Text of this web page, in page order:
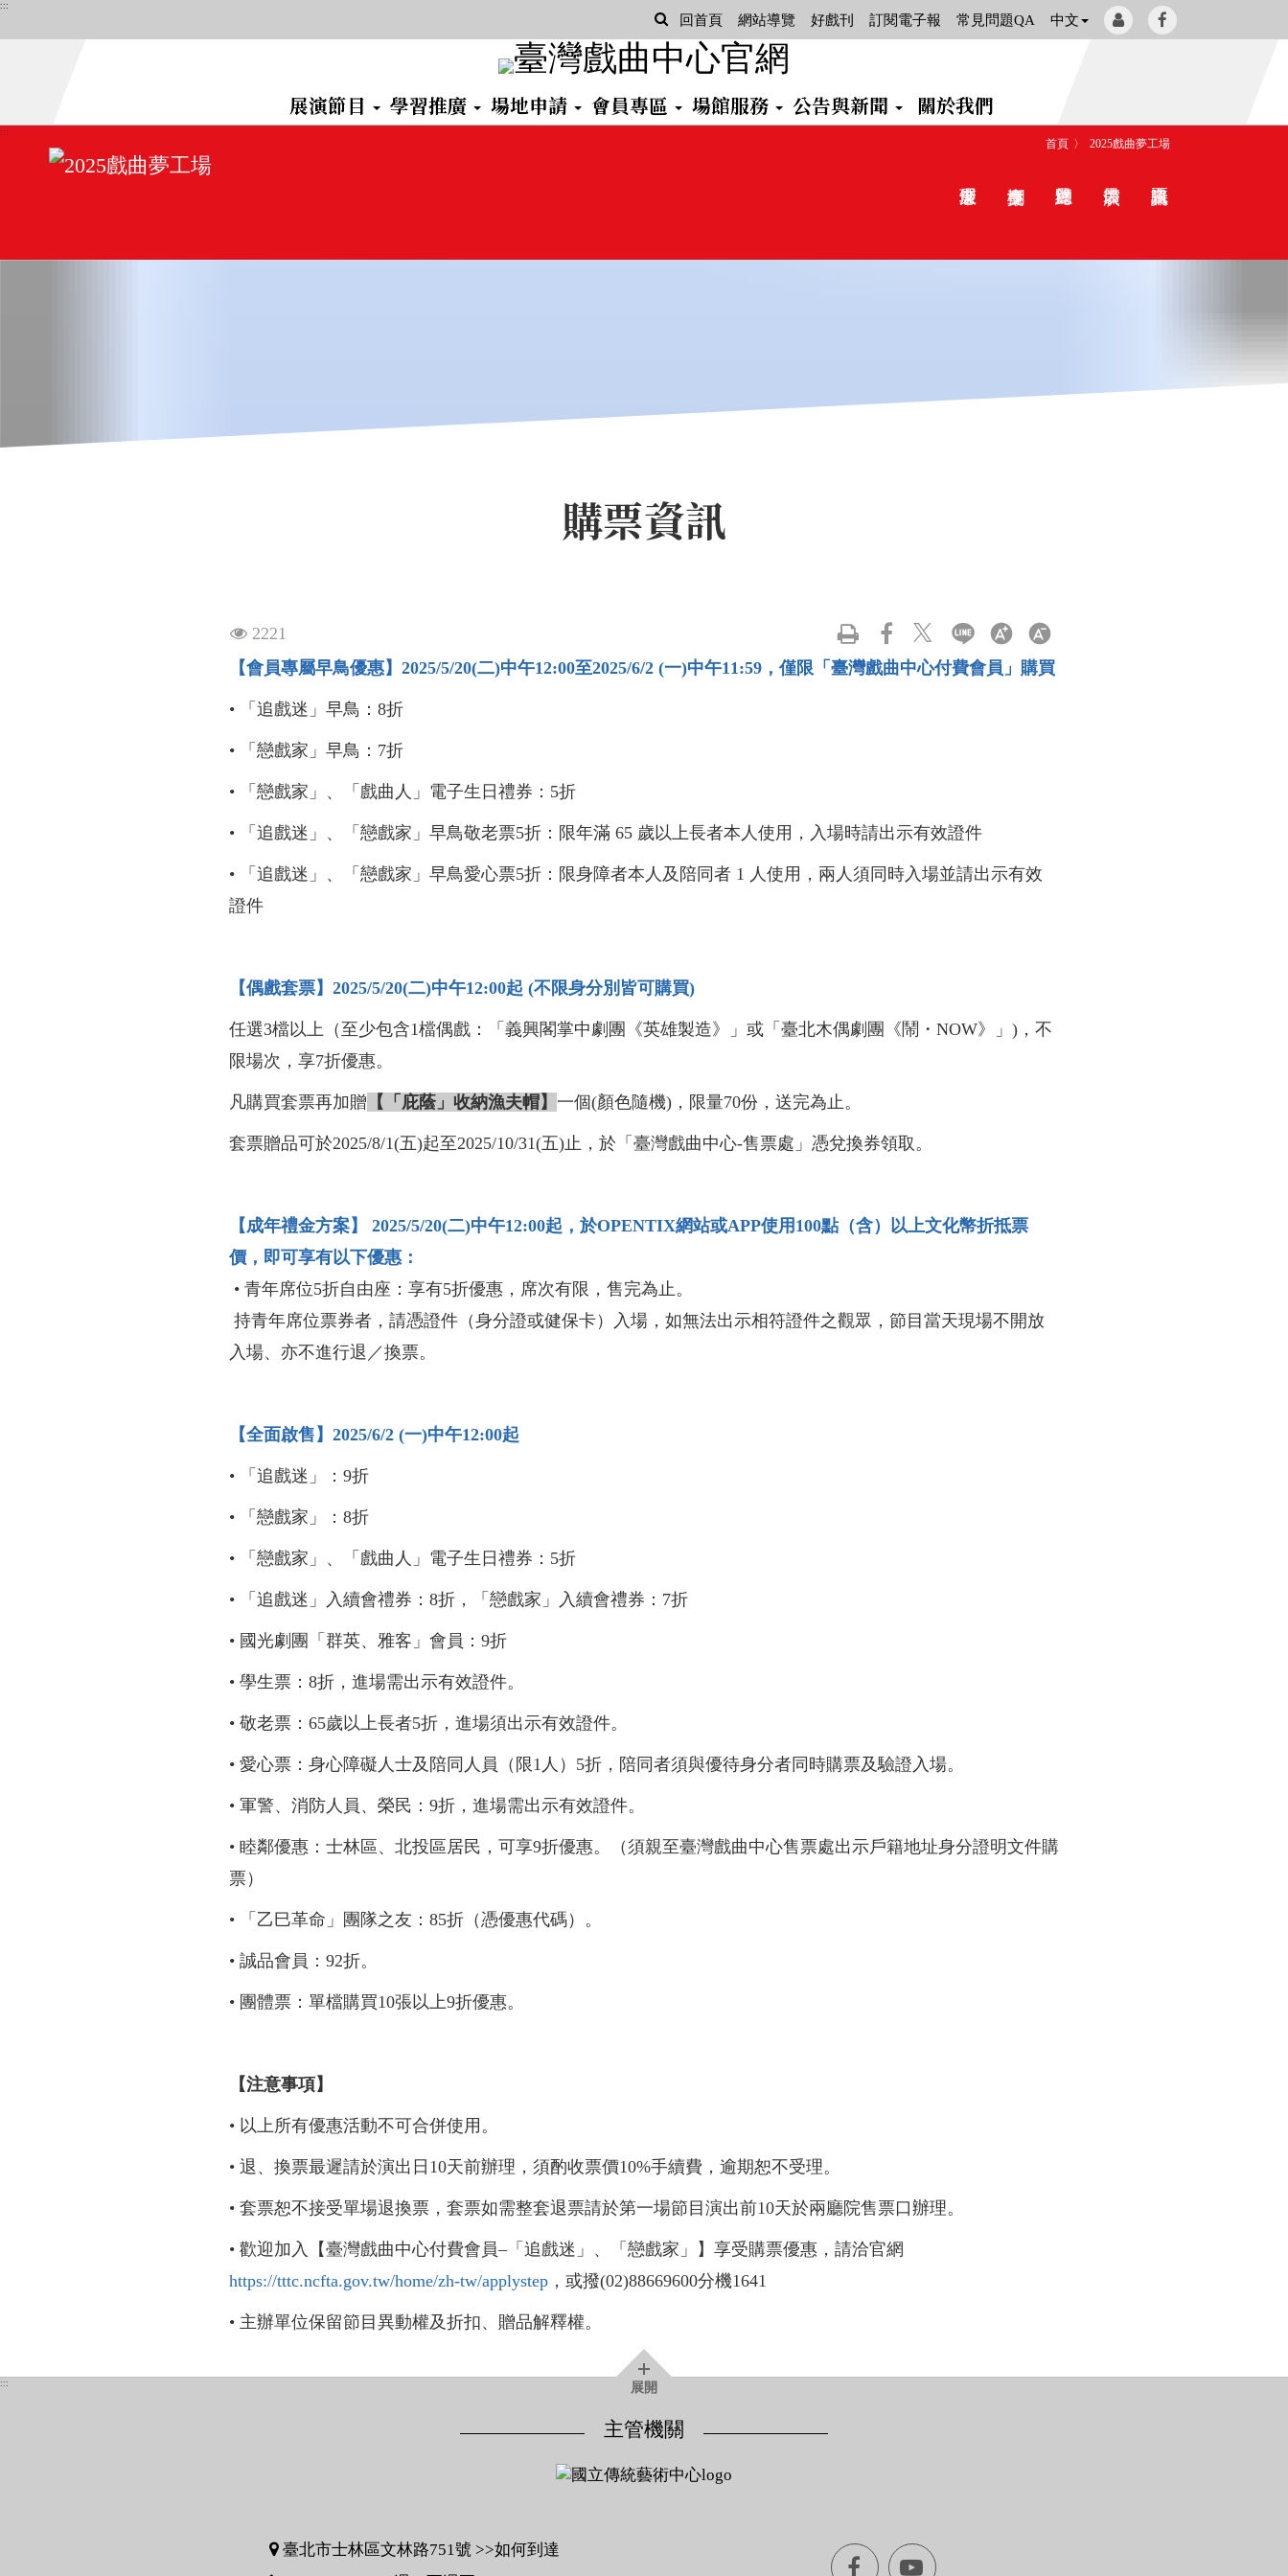
跳
到
容
:::
查
詢
回首頁 網站導覽 好戲刊 訂閱電子報 常見問題QA 中文
會
Facebook[另
窗]
展演節目 學習推廣 場地申請 會員專區 場館服務 公告與新聞 關於我們
:::
首頁 2025戲曲夢工場
購票資訊
觀
看
次
數
2221
【會員專屬早鳥優惠】2025/5/20(二)中午12:00至2025/6/2 (一)中午11:59，僅限「臺灣戲曲中心付費會員」購買
• 「追戲迷」早鳥：8折
• 「戀戲家」早鳥：7折
• 「戀戲家」、「戲曲人」電子生日禮券：5折
• 「追戲迷」、「戀戲家」早鳥敬老票5折：限年滿 65 歲以上長者本人使用，入場時請出示有效證件
• 「追戲迷」、「戀戲家」早鳥愛心票5折：限身障者本人及陪同者 1 人使用，兩人須同時入場並請出示有效
證件
【偶戲套票】2025/5/20(二)中午12:00起 (不限身分別皆可購買)
任選3檔以上（至少包含1檔偶戲：「義興閣掌中劇團《英雄製造》」或「臺北木偶劇團《鬧・NOW》」)，不
限場次，享7折優惠。
凡購買套票再加贈 【「庇蔭」收納漁夫帽】 一個(顏色隨機)，限量70份，送完為止。
套票贈品可於2025/8/1(五)起至2025/10/31(五)止，於「臺灣戲曲中心-售票處」憑兌換券領取。
【成年禮金方案】 2025/5/20(二)中午12:00起，於OPENTIX網站或APP使用100點（含）以上文化幣折抵票
價，即可享有以下優惠：
• 青年席位5折自由座：享有5折優惠，席次有限，售完為止。
持青年席位票券者，請憑證件（身分證或健保卡）入場，如無法出示相符證件之觀眾，節目當天現場不開放
入場、亦不進行退／換票。
【全面啟售】2025/6/2 (一)中午12:00起
• 「追戲迷」：9折
• 「戀戲家」：8折
• 「戀戲家」、「戲曲人」電子生日禮券：5折
• 「追戲迷」入續會禮券：8折，「戀戲家」入續會禮券：7折
• 國光劇團「群英、雅客」會員：9折
• 學生票：8折，進場需出示有效證件。
• 敬老票：65歲以上長者5折，進場須出示有效證件。
• 愛心票：身心障礙人士及陪同人員（限1人）5折，陪同者須與優待身分者同時購票及驗證入場。
• 軍警、消防人員、榮民： 9折，進場需出示有效證件。
• 睦鄰優惠：士林區、北投區居民，可享9折優惠。（須親至臺灣戲曲中心售票處出示戶籍地址身分證明文件購
票）
• 「乙巳革命」團隊之友：85折（憑優惠代碼）。
• 誠品會員：92折。
• 團體票：單檔購買10張以上9折優惠。
【注意事項】
• 以上所有優惠活動不可合併使用。
• 退、換票最遲請於演出日10天前辦理，須酌收票價10%手續費，逾期恕不受理。
• 套票恕不接受單場退換票，套票如需整套退票請於第一場節目演出前10天於兩廳院售票口辦理。
• 歡迎加入【臺灣戲曲中心付費會員–「追戲迷」、「戀戲家」】享受購票優惠，請洽官網
https://tttc.ncfta.gov.tw/home/zh-tw/applystep ，或撥(02)88669600分機1641
• 主辦單位保留節目異動權及折扣、贈品解釋權。
::: 展開
主管機關
臺北市士林區文林路751號 >>如何到達
Facebook[另youtube[另